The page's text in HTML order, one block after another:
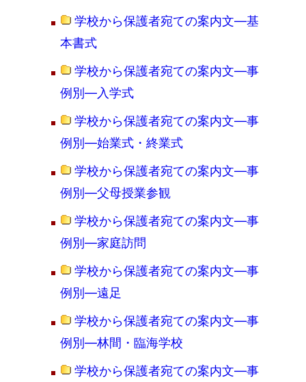
学校から保護者宛ての案内文―基
本書式
学校から保護者宛ての案内文―事
例別―入学式
学校から保護者宛ての案内文―事
例別―始業式・終業式
学校から保護者宛ての案内文―事
例別―父母授業参観
学校から保護者宛ての案内文―事
例別―家庭訪問
学校から保護者宛ての案内文―事
例別―遠足
学校から保護者宛ての案内文―事
例別―林間・臨海学校
学校から保護者宛ての案内文―事